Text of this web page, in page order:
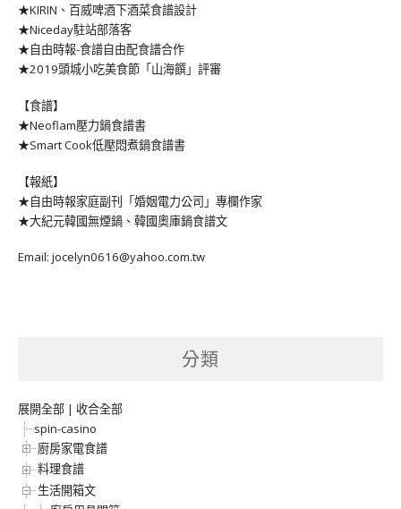
★KIRIN、百威啤酒下酒菜食譜設計
★Niceday駐站部落客
★自由時報-食譜自由配食譜合作
★2019頭城小吃美食節「山海饌」評審
【食譜】
★Neoflam壓力鍋食譜書
★Smart Cook低壓悶煮鍋食譜書
【報紙】
★自由時報家庭副刊「婚姻電力公司」專欄作家
★大紀元韓國無煙鍋、韓國奧庫鍋食譜文
Email: jocelyn0616@yahoo.com.tw
分類
展開全部 | 收合全部
spin-casino
廚房家電食譜
料理食譜
生活開箱文